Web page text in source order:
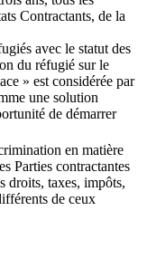
Contractants, de la
avec le statut des
du réfugié sur le
» est considérée par
une solution
de démarrer
en matière
Parties contractantes
droits, taxes, impôts,
de ceux